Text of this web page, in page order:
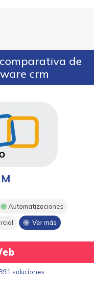
de
crm
Automatizaciones
Ver más
soluciones